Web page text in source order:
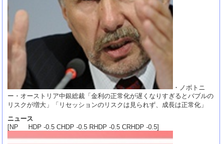
・ノボトニ
ー・オーストリア中銀総裁「金利の正常化が遅くなりすぎるとバブルの
リスクが増大」「リセッションのリスクは見られず、成長は正常化」
ニュース
[NP HDP -0.5 CHDP -0.5 RHDP -0.5 CRHDP -0.5]